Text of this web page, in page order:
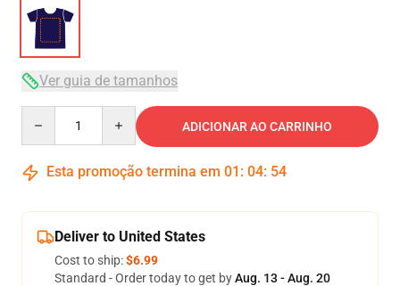
Ver guia de tamanhos
ADICIONAR AO CARRINHO
Esta promoção termina em 01 : 04: 54
Deliver to United States
Cost to ship:$6.99
Standard - Order today to get byAug. 13 - Aug. 20